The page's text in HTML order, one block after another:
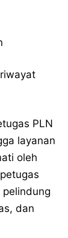
PLN
layanan
oleh
dan